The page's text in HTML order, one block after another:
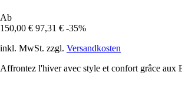
Ab
150,00 € 97,31 € -35%
inkl. MwSt. zzgl. Versandkosten
Affrontez l'hiver avec style et confort grâce